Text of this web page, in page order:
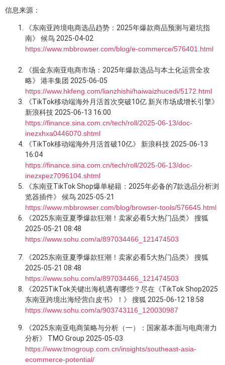
信息来源：
《东南亚跨境电商选品趋势：2025年爆款商品预测与避坑指
南》 候鸟 2025-04-02
https://www.mbbrowser.com/blog/e-commerce/576401.html
《掘金东南亚电商市场：2025年爆款选品与本土化运营全攻
略》 港丰集团 2025-06-05
https://www.hkfeng.com/lianzhishi/haiwaizhucedi/5172.html
《TikTok移动端海外月活首次突破10亿 新兴市场成增长引擎》
新浪科技 2025-06-13 16:00
https://finance.sina.com.cn/tech/roll/2025-06-13/doc-
inezxhxa0446070.shtml
《TikTok移动端海外月活首破10亿》 新浪科技 2025-06-13
16:04
https://finance.sina.com.cn/tech/roll/2025-06-13/doc-
inezxpez7096104.shtml
《东南亚TikTok Shop爆单秘籍：2025年必备的7款选品分析浏
览器插件》 候鸟 2025-05-21
https://www.mbbrowser.com/blog/browser-tools/576645.html
《2025东南亚夏季爆款狂潮！卖家必看5大热门品类》 搜狐
2025-05-21 08:48
https://www.sohu.com/a/897034466_121474503
《2025东南亚夏季爆款狂潮！卖家必看5大热门品类》 搜狐
2025-05-21 08:48
https://www.sohu.com/a/897034466_121474503
《2025TikTok关键出海机遇有哪些？尽在《TikTok Shop2025
东南亚跨境出海经营白皮书》！》 搜狐 2025-06-12 18:58
https://www.sohu.com/a/903743116_120030987
《2025东南亚电商策略与分析（一）：国家基本面与电商潜力
分析》 TMO Group 2025-05-03
https://www.tmogroup.com.cn/insights/southeast-asia-
ecommerce-potential/